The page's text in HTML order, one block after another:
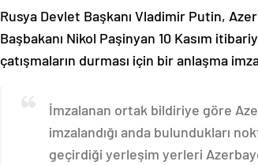
Rusya Devlet Başkanı Vladimir Putin,
Başbakanı Nikol Paşinyan 10 Kasım
çatışmaların durması için bir anlaşma
İmzalanan ortak bildiriye göre
imzalandığı anda bulundukları
geçirdiği yerleşim yerleri